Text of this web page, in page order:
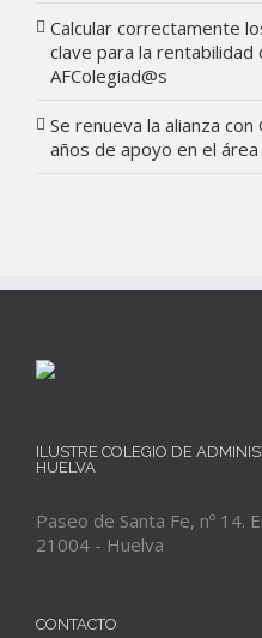
Calcular correctamente
clave para la
AFColegiad@s
Se renueva la alianza
años de apoyo en el
ILUSTRE COLEGIO DE
HUELVA
Paseo de Santa Fe, nº 14.
21004 - Huelva
CONTACTO